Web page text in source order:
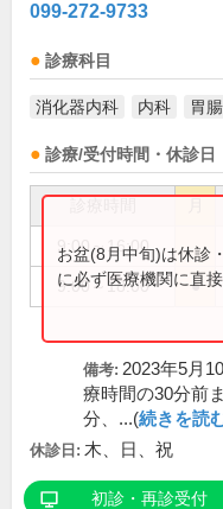
099-272-9733
診療科目
消化器内科 内科 胃
診療/受付時間・休診日
9:00～16:00
9:00～18:00 ●
お盆(8月中旬)は休診
に必ず医療機関に直
備考: 2023年5月
療時間の30分前
分、...(続きを読
休診日: 木、日、祝
初診・再診受付